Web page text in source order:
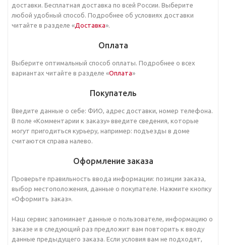
доставки. Бесплатная доставка по всей России. Выберите
любой удобный способ. Подробнее об условиях доставки
читайте в разделе «Доставка».
Оплата
Выберите оптимальный способ оплаты. Подробнее о всех
вариантах читайте в разделе «Оплата»
Покупатель
Введите данные о себе: ФИО, адрес доставки, номер телефона.
В поле «Комментарии к заказу» введите сведения, которые
могут пригодиться курьеру, например: подъезды в доме
считаются справа налево.
Оформление заказа
Проверьте правильность ввода информации: позиции заказа,
выбор местоположения, данные о покупателе. Нажмите кнопку
«Оформить заказ».
Наш сервис запоминает данные о пользователе, информацию о
заказе и в следующий раз предложит вам повторить к вводу
данные предыдущего заказа. Если условия вам не подходят,